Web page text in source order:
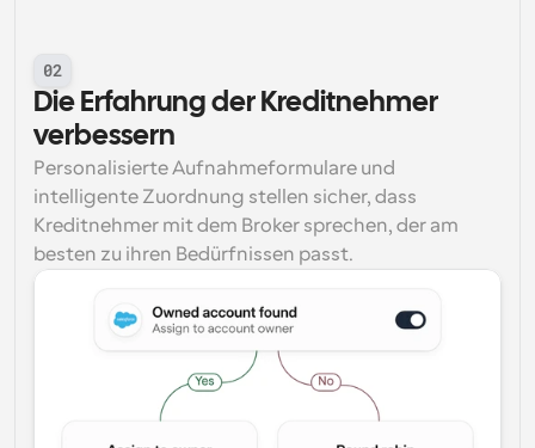
02
Die Erfahrung der Kreditnehmer
verbessern
Personalisierte Aufnahmeformulare und
intelligente Zuordnung stellen sicher, dass
Kreditnehmer mit dem Broker sprechen, der am
besten zu ihren Bedürfnissen passt.